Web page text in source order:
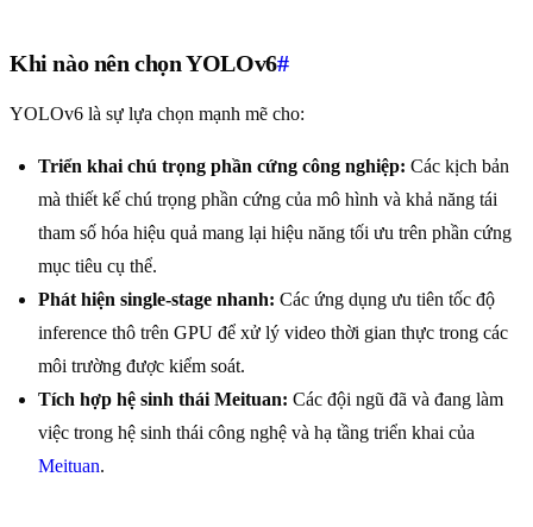
Khi nào nên chọn YOLOv6#
YOLOv6 là sự lựa chọn mạnh mẽ cho:
Triển khai chú trọng phần cứng công nghiệp: Các kịch bản
mà thiết kế chú trọng phần cứng của mô hình và khả năng tái
tham số hóa hiệu quả mang lại hiệu năng tối ưu trên phần cứng
mục tiêu cụ thể.
Phát hiện single-stage nhanh: Các ứng dụng ưu tiên tốc độ
inference thô trên GPU để xử lý video thời gian thực trong các
môi trường được kiểm soát.
Tích hợp hệ sinh thái Meituan: Các đội ngũ đã và đang làm
việc trong hệ sinh thái công nghệ và hạ tầng triển khai của
Meituan.